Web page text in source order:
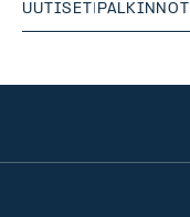
UUTISET | PALKINNOT